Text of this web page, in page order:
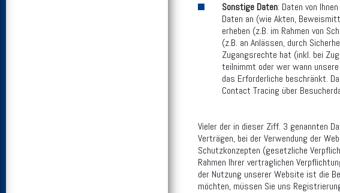
Sonstige Daten: Daten von
Daten an (wie Akten,
erheben (z.B. im Rahmen von
(z.B. an Anlässen, durch
Zugangsrechte hat (inkl. bei
teilnimmt oder wer wann
das Erforderliche beschränkt.
Contact Tracing über
Vieler der in dieser Ziff. 3 genannten
Verträgen, bei der Verwendung der
Schutzkonzepten (gesetzliche
Rahmen Ihrer vertraglichen
der Nutzung unserer Website ist die
möchten, müssen Sie uns